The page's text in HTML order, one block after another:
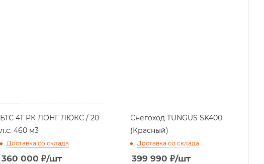
БТС 4Т РК ЛОНГ ЛЮКС / 20
л.с. 460 м3
Доставка со склада
360 000 ₽/шт
Снегоход TUNGUS SK400
(Красный)
Доставка со склада
399 990 ₽/шт